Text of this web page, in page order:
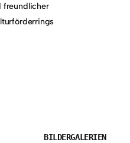
freundlicher
BILDERGALERIEN